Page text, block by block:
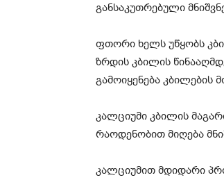
განსაკუთრებული
ფთორი ხელს უწყობს
ზრდის კბილის
გამოიყენება კბილების
კალციუმი კბილის
რაოდენობით მიღება
კალციუმით მდიდარი